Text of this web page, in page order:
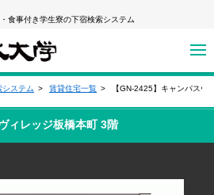
食事付き学生寮の下宿検索システム
ステム 賃貸住宅一覧 【GN-2425】キャンパスヴ
ィレッジ板橋本町 3階